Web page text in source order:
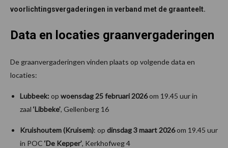
voorlichtingsvergaderingen in verband met de graanteelt.
Data en locaties graanvergaderingen
De graanvergaderingen vinden plaats op volgende data en
locaties:
Lubbeek: op woensdag 25 februari 2026om 19.45 uur in
zaal ‘Libbeke’, Gellenberg 16
Kruishoutem (Kruisem): op dinsdag 3 maart 2026om 19.45 uur
in POC ‘De Kepper’, Kerkhofweg 4